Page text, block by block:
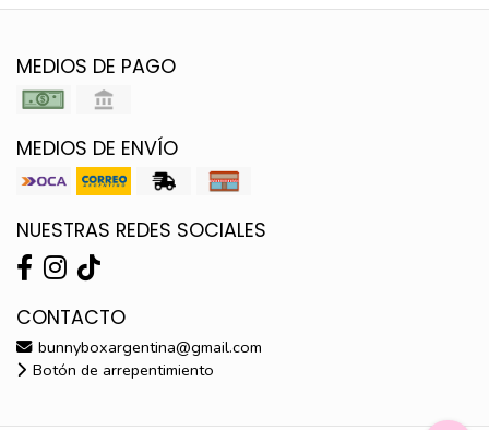
MEDIOS DE PAGO
MEDIOS DE ENVÍO
NUESTRAS REDES SOCIALES
CONTACTO
bunnyboxargentina@gmail.com
Botón de arrepentimiento